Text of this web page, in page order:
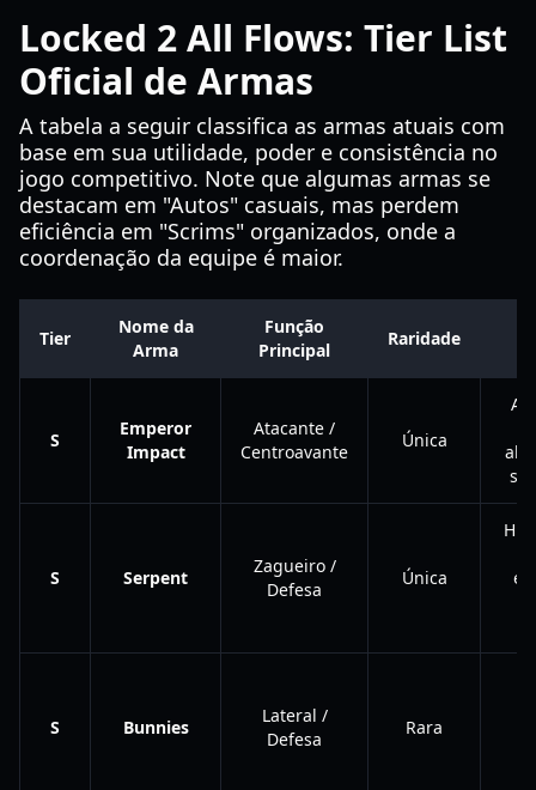
Locked 2 All Flows: Tier List
Oficial de Armas
A tabela a seguir classifica as armas atuais com
base em sua utilidade, poder e consistência no
jogo competitivo. Note que algumas armas se
destacam em "Autos" casuais, mas perdem
eficiência em "Scrims" organizados, onde a
coordenação da equipe é maior.
Tier
Nome da
Arma
Função
Principal
Raridade
S
Emperor
Impact
Atacante /
Centroavante
Única
A
S Serpent
Zagueiro /
Defesa
Única
S Bunnies
Lateral /
Defesa
Rara